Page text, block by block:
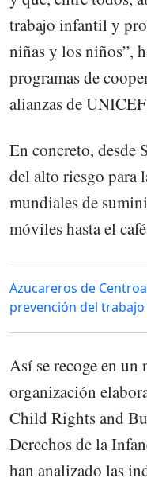
trabajo infantil y
niñas y los niños”,
programas de
alianzas de
En concreto, desde
del alto riesgo para
mundiales de
móviles hasta el
Azucareros de
prevención del
Así se recoge en
organización
Child Rights and
Derechos de la
han analizado las